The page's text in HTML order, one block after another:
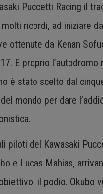
Puccetti Racing il
ricordi, ad iniziare
ottenute da Kenan
E proprio l’autodromo
è stato scelto dal
mondo per dare
piloti del Kawasaki
e Lucas Mahias,
il podio. Okubo